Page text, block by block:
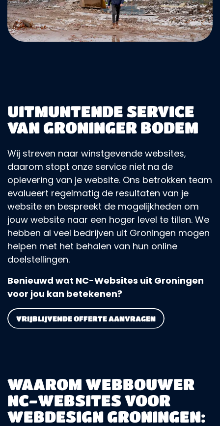
UITMUNTENDE SERVICE
VAN GRONINGER BODEM
Wij streven naar winstgevende websites,
daarom stopt onze service niet na de
oplevering van je website. Ons betrokken team
evalueert regelmatig de resultaten van je
website en bespreekt de mogelijkheden om
jouw website naar een hoger level te tillen. We
hebben al veel bedrijven uit Groningen mogen
helpen met het behalen van hun online
doelstellingen.
Benieuwd wat NC-Websites uit Groningen
voor jou kan betekenen?
VRIJBLIJVENDE OFFERTE AANVRAGEN
WAAROM WEBBOUWER
NC-WEBSITES VOOR
WEBDESIGN GRONINGEN: